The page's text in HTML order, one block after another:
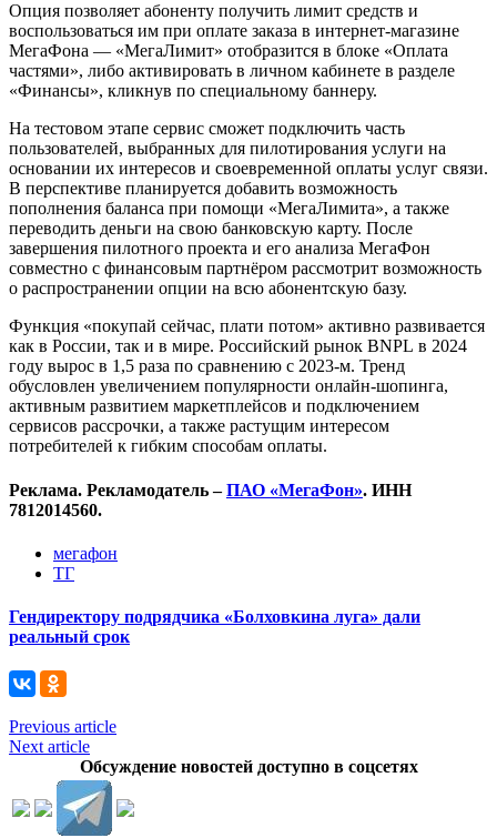
Опция позволяет абоненту получить лимит средств и
воспользоваться им при оплате заказа в интернет-магазине
МегаФона — «МегаЛимит» отобразится в блоке «Оплата
частями», либо активировать в личном кабинете в разделе
«Финансы», кликнув по специальному баннеру.
На тестовом этапе сервис сможет подключить часть
пользователей, выбранных для пилотирования услуги на
основании их интересов и своевременной оплаты услуг связи.
В перспективе планируется добавить возможность
пополнения баланса при помощи «МегаЛимита», а также
переводить деньги на свою банковскую карту. После
завершения пилотного проекта и его анализа МегаФон
совместно с финансовым партнёром рассмотрит возможность
о распространении опции на всю абонентскую базу.
Функция «покупай сейчас, плати потом» активно развивается
как в России, так и в мире. Российский рынок BNPL в 2024
году вырос в 1,5 раза по сравнению с 2023-м. Тренд
обусловлен увеличением популярности онлайн-шопинга,
активным развитием маркетплейсов и подключением
сервисов рассрочки, а также растущим интересом
потребителей к гибким способам оплаты.
Реклама. Рекламодатель –ПАО «МегаФон». ИНН
7812014560.
мегафон
ТГ
Гендиректору подрядчика «Болховкина луга» дали
реальный срок
Previous article
Next article
Обсуждение новостей доступно в соцсетях